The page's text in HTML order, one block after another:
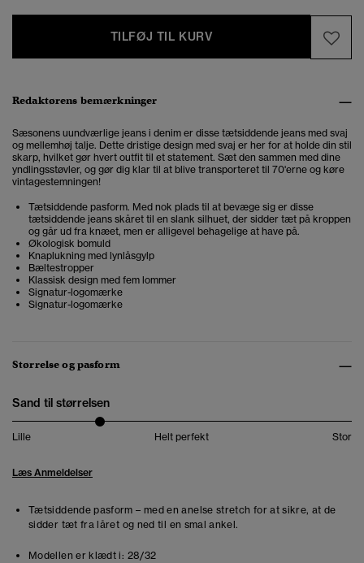
TILFØJ TIL KURV
Redaktørens bemærkninger
Sæsonens uundværlige jeans i denim er disse tætsiddende jeans med svaj
og mellemhøj talje. Dette dristige design med svaj er her for at holde din stil
skarp, hvilket gør hvert outfit til et statement. Sæt den sammen med dine
yndlingsstøvler, og gør dig klar til at blive transporteret til 70'erne og køre
vintagestemningen!
Tætsiddende pasform. Med nok plads til at bevæge sig er disse
tætsiddende jeans skåret til en slank silhuet, der sidder tæt på kroppen
og går ud fra knæet, men er alligevel behagelige at have på.
Økologisk bomuld
Knaplukning med lynlåsgylp
Bæltestropper
Klassisk design med fem lommer
Signatur-logomærke
Signatur-logomærke
Størrelse og pasform
Sand til størrelsen
Lille Helt perfekt Stor
Læs Anmeldelser
Tætsiddende pasform – med en anelse stretch for at sikre, at de
sidder tæt fra låret og ned til en smal ankel.
Modellen er klædt i: 28/32